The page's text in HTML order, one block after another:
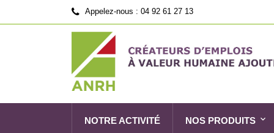
Appelez-nous : 04 92 61 27 13
NOTRE ACTIVITÉ NOS PRODUITS